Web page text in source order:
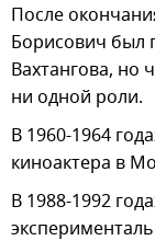
После
Борисович был
Вахтангова, но
ни одной роли.
В 1960-1964
киноактера в
В 1988-1992